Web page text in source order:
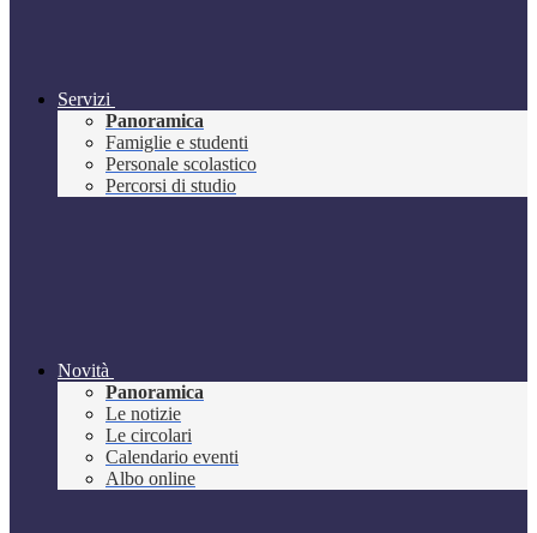
Servizi
Panoramica
Famiglie e studenti
Personale scolastico
Percorsi di studio
Novità
Panoramica
Le notizie
Le circolari
Calendario eventi
Albo online